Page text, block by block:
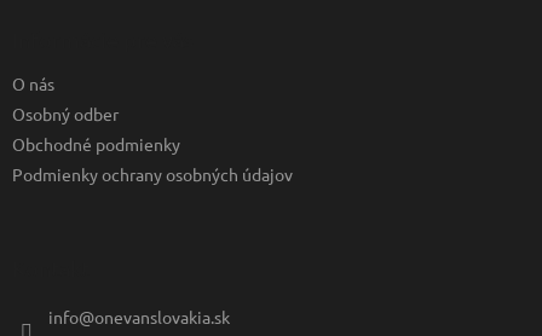
O nás
Osobný odber
Obchodné podmienky
Podmienky ochrany osobných údajov
info@onevanslovakia.sk